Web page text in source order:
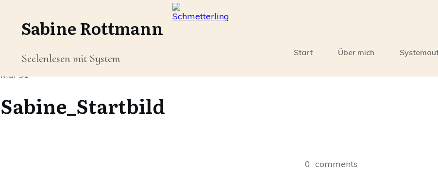
Start Über mich
Sabine Rottmann
Seelenlesen mit System
Mai 31
Sabine_Startbild
0 comments